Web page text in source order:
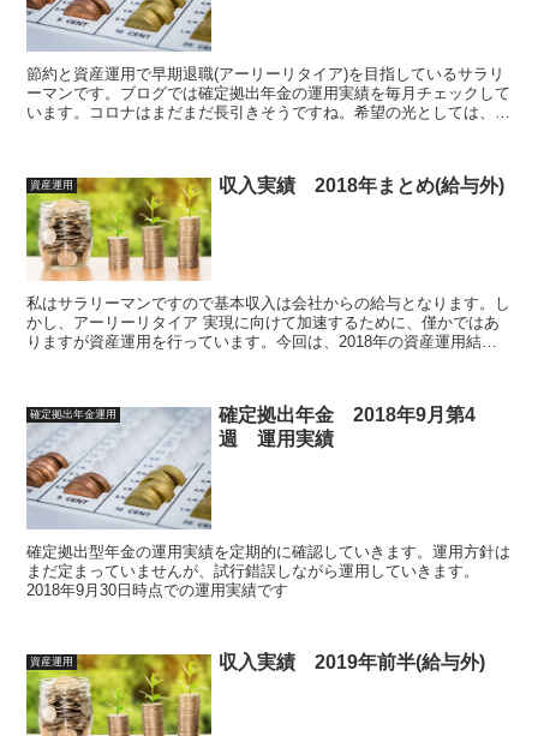
節約と資産運用で早期退職(アーリーリタイア)を目指しているサラリ
ーマンです。ブログでは確定拠出年金の運用実績を毎月チェックして
います。コロナはまだまだ長引きそうですね。希望の光としては、最
資産運用 収入実績 2018年まとめ(給与外)
私はサラリーマンですので基本収入は会社からの給与となります。し
かし、アーリーリタイア 実現に向けて加速するために、僅かではあ
りますが資産運用を行っています。今回は、2018年の資産運用結果
確定拠出年金運用
確定拠出年金 2018年9月第4
週 運用実績
確定拠出型年金の運用実績を定期的に確認していきます。運用方針は
まだ定まっていませんが、試行錯誤しながら運用していきます。
2018年9月30日時点での運用実績です
資産運用 収入実績 2019年前半(給与外)